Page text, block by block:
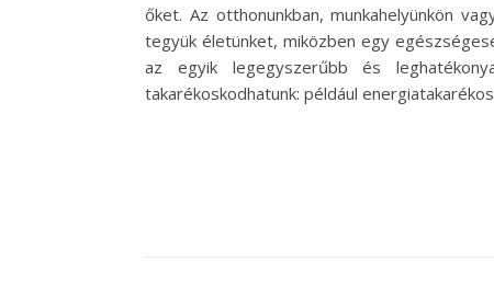
őket. Az otthonunkban, munkahelyünkön
tegyük életünket, miközben egy
az egyik legegyszerűbb és
takarékoskodhatunk: például